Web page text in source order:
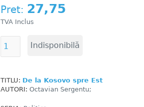
Pret: 27,75
TVA Inclus
TITLU: De la Kosovo spre Est
AUTORI: Octavian Sergentu;